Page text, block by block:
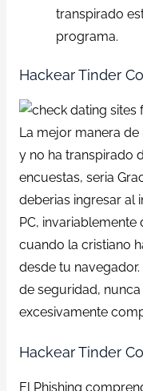
transpirado
programa.
Hackear Tinder
La mejor manera
y no ha transpirado
encuestas, seria
deberias ingresar al
PC,
cuando la cristiano
desde tu navegador.
de seguridad,
excesivamente
Hackear Tinder
El Phishing